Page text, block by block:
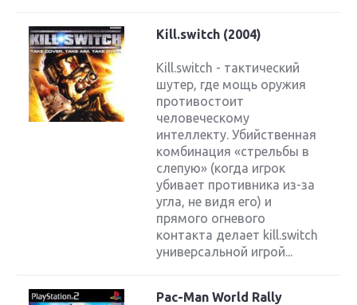
Kill.switch (2004)
Kill.switch - тактический
шутер, где мощь оружия
противостоит
человеческому
интеллекту. Убийственная
комбинация «стрельбы в
слепую» (когда игрок
убивает противника из-за
угла, не видя его) и
прямого огневого
контакта делает kill.switch
универсальной игрой...
Pac-Man World Rally